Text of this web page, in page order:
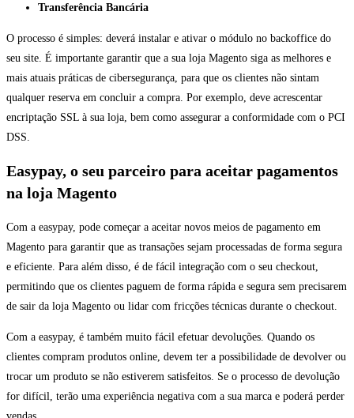
Transferência Bancária
O processo é simples: deverá instalar e ativar o módulo no backoffice do
seu site. É importante garantir que a sua loja Magento siga as melhores e
mais atuais práticas de cibersegurança, para que os clientes não sintam
qualquer reserva em concluir a compra. Por exemplo, deve acrescentar
encriptação SSL à sua loja, bem como assegurar a conformidade com o PCI
DSS.
Easypay, o seu parceiro para aceitar pagamentos
na loja Magento
Com a easypay, pode começar a aceitar novos meios de pagamento em
Magento para garantir que as transações sejam processadas de forma segura
e eficiente. Para além disso, é de fácil integração com o seu checkout,
permitindo que os clientes paguem de forma rápida e segura sem precisarem
de sair da loja Magento ou lidar com fricções técnicas durante o checkout.
Com a easypay, é também muito fácil efetuar devoluções. Quando os
clientes compram produtos online, devem ter a possibilidade de devolver ou
trocar um produto se não estiverem satisfeitos. Se o processo de devolução
for difícil, terão uma experiência negativa com a sua marca e poderá perder